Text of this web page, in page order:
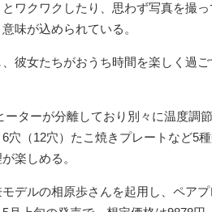
ワクワクしたり、思わず写真を撮っ
味が込められている。
彼女たちがおうち時間を楽しく過ご
ーターが分離しており別々に温度調
穴（12穴）たこ焼きプレートなど5
楽しめる。
デルの相原歩さんを起用し、ペアプ